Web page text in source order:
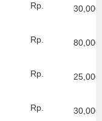
Rp. 30,000
Rp. 80,000
Rp. 25,000
Rp. 30,000